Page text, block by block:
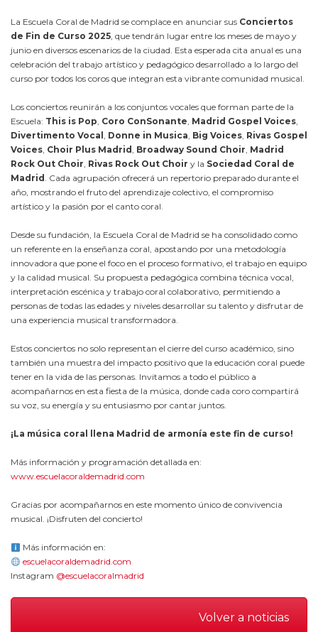
La Escuela Coral de Madrid se complace en anunciar sus Conciertos
de Fin de Curso 2025, que tendrán lugar entre los meses de mayo y
junio en diversos escenarios de la ciudad. Esta esperada cita anual es una
celebración del trabajo artístico y pedagógico desarrollado a lo largo del
curso por todos los coros que integran esta vibrante comunidad musical.
Los conciertos reunirán a los conjuntos vocales que forman parte de la
Escuela: This is Pop, Coro ConSonante, Madrid Gospel Voices,
Divertimento Vocal , Donne in Musica, Big Voices, Rivas Gospel
Voices, Choir Plus Madrid , Broadway Sound Choir, Madrid
Rock Out Choir, Rivas Rock Out Choir y la Sociedad Coral de
Madrid . Cada agrupación ofrecerá un repertorio preparado durante el
año, mostrando el fruto del aprendizaje colectivo, el compromiso
artístico y la pasión por el canto coral.
Desde su fundación, la Escuela Coral de Madrid se ha consolidado como
un referente en la enseñanza coral, apostando por una metodología
innovadora que pone el foco en el proceso formativo, el trabajo en equipo
y la calidad musical. Su propuesta pedagógica combina técnica vocal,
interpretación escénica y trabajo coral colaborativo, permitiendo a
personas de todas las edades y niveles desarrollar su talento y disfrutar de
una experiencia musical transformadora.
Estos conciertos no solo representan el cierre del curso académico, sino
también una muestra del impacto positivo que la educación coral puede
tener en la vida de las personas. Invitamos a todo el público a
acompañarnos en esta fiesta de la música, donde cada coro compartirá
su voz, su energía y su entusiasmo por cantar juntos.
¡La música coral llena Madrid de armonía este fin de curso!
Más información y programación detallada en:
www.escuelacoraldemadrid.com
Gracias por acompañarnos en este momento único de convivencia
musical. ¡Disfruten del concierto!
Más información en:
escuelacoraldemadrid.com
Instagram @escuelacoralmadrid
Volver a noticias